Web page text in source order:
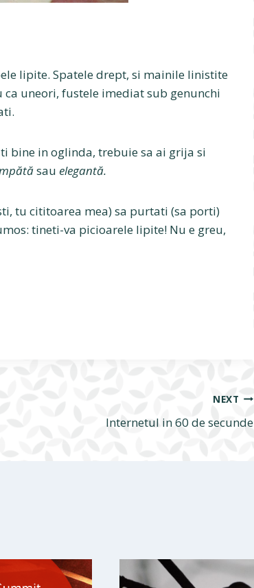
lipite. Spatele drept, si mainile linistite
uneori, fustele imediat sub genunchi
bine in oglinda, trebuie sa ai grija si
sau elegantă.
tu cititoarea mea) sa purtati (sa porti)
tineti-va picioarele lipite! Nu e greu,
NEXT
Internetul in 60 de secunde